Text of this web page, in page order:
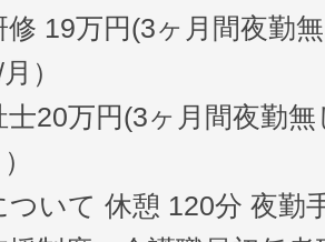
修 19万円(3ヶ月間夜勤
）
士20万円(3ヶ月間夜勤
ついて 休憩 120分 夜勤